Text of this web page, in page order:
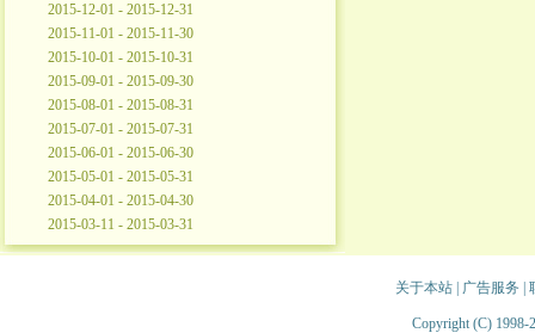
2015-12-01 - 2015-12-31
2015-11-01 - 2015-11-30
2015-10-01 - 2015-10-31
2015-09-01 - 2015-09-30
2015-08-01 - 2015-08-31
2015-07-01 - 2015-07-31
2015-06-01 - 2015-06-30
2015-05-01 - 2015-05-31
2015-04-01 - 2015-04-30
2015-03-11 - 2015-03-31
关于本站| 广告服务
Copyright (C) 1998-